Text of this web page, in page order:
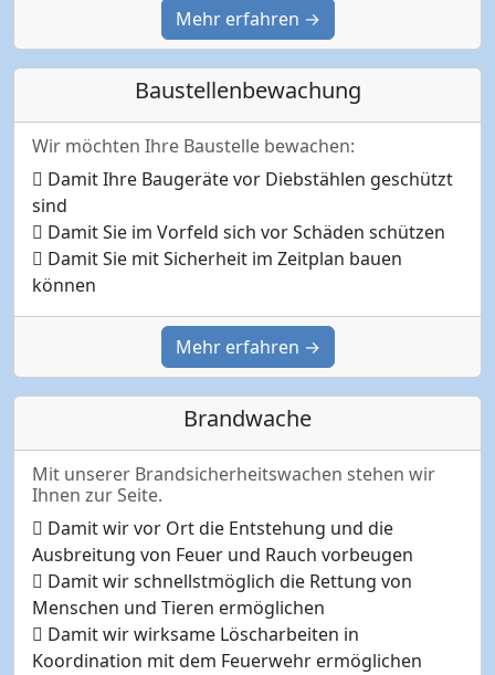
Mehr erfahren →
Baustellenbewachung
Wir möchten Ihre Baustelle bewachen:
Damit Ihre Baugeräte vor Diebstählen geschützt
sind
Damit Sie im Vorfeld sich vor Schäden schützen
Damit Sie mit Sicherheit im Zeitplan bauen
können
Mehr erfahren →
Brandwache
Mit unserer Brandsicherheitswachen stehen wir
Ihnen zur Seite.
Damit wir vor Ort die Entstehung und die
Ausbreitung von Feuer und Rauch vorbeugen
Damit wir schnellstmöglich die Rettung von
Menschen und Tieren ermöglichen
Damit wir wirksame Löscharbeiten in
Koordination mit dem Feuerwehr ermöglichen